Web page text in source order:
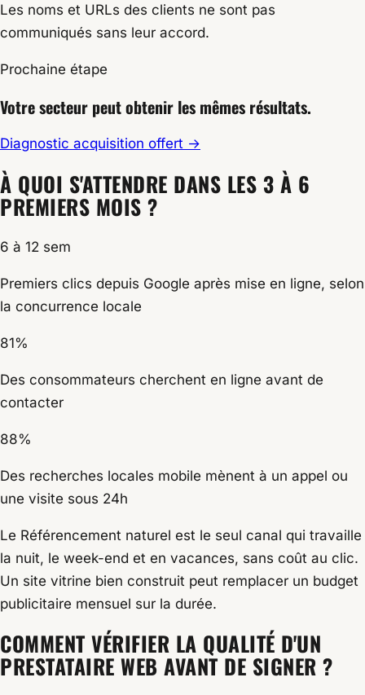
Les noms et URLs des clients ne sont pas
communiqués sans leur accord.
Prochaine étape
Votre secteur peut obtenir les mêmes résultats.
Diagnostic acquisition offert →
À QUOI S'ATTENDRE DANS LES 3 À 6
PREMIERS MOIS ?
6 à 12 sem
Premiers clics depuis Google après mise en ligne, selon
la concurrence locale
81%
Des consommateurs cherchent en ligne avant de
contacter
88%
Des recherches locales mobile mènent à un appel ou
une visite sous 24h
Le Référencement naturel est le seul canal qui travaille
la nuit, le week-end et en vacances, sans coût au clic.
Un site vitrine bien construit peut remplacer un budget
publicitaire mensuel sur la durée.
COMMENT VÉRIFIER LA QUALITÉ D'UN
PRESTATAIRE WEB AVANT DE SIGNER ?